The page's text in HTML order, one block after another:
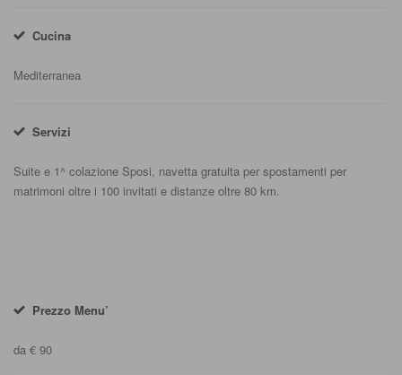
Cucina
Mediterranea
Servizi
Suite e 1^ colazione Sposi, navetta gratuita per spostamenti per
matrimoni oltre i 100 invitati e distanze oltre 80 km.
Prezzo Menu’
da € 90